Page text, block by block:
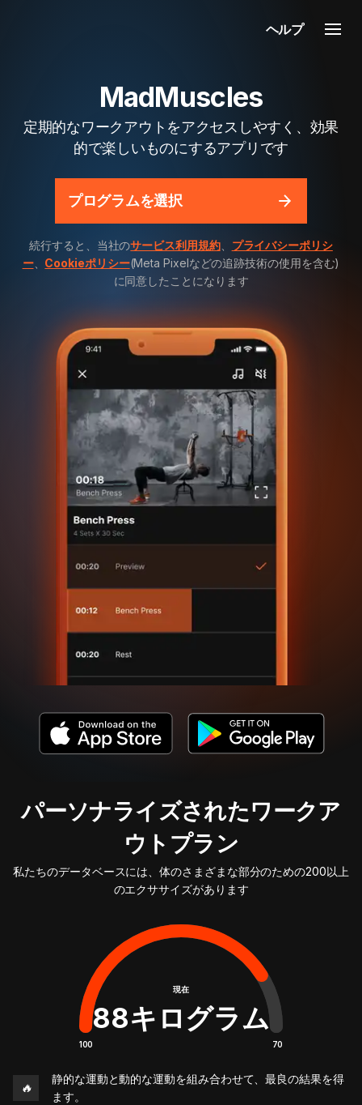
ヘルプ
MadMuscles
定期的なワークアウトをアクセスしやすく、効果
的で楽しいものにするアプリです
プログラムを選択
続行すると、当社のサービス利用規約、 プライバシーポリシ
ー、 Cookieポリシー(Meta Pixelなどの追跡技術の使用を含む)
に同意したことになります
パーソナライズされたワークア
ウトプラン
私たちのデータベースには、体のさまざまな部分のための200以上
のエクササイズがあります
現在
88キログラム
100 70
🔥
静的な運動と動的な運動を組み合わせて、最良の結果を得
ます。